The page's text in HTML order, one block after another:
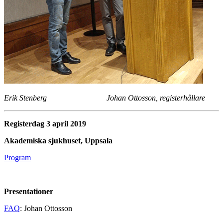
Erik Stenberg Johan Ottosson, registerhållare
Registerdag 3 april 2019
Akademiska sjukhuset, Uppsala
Program
Presentationer
FAQ: Johan Ottosson